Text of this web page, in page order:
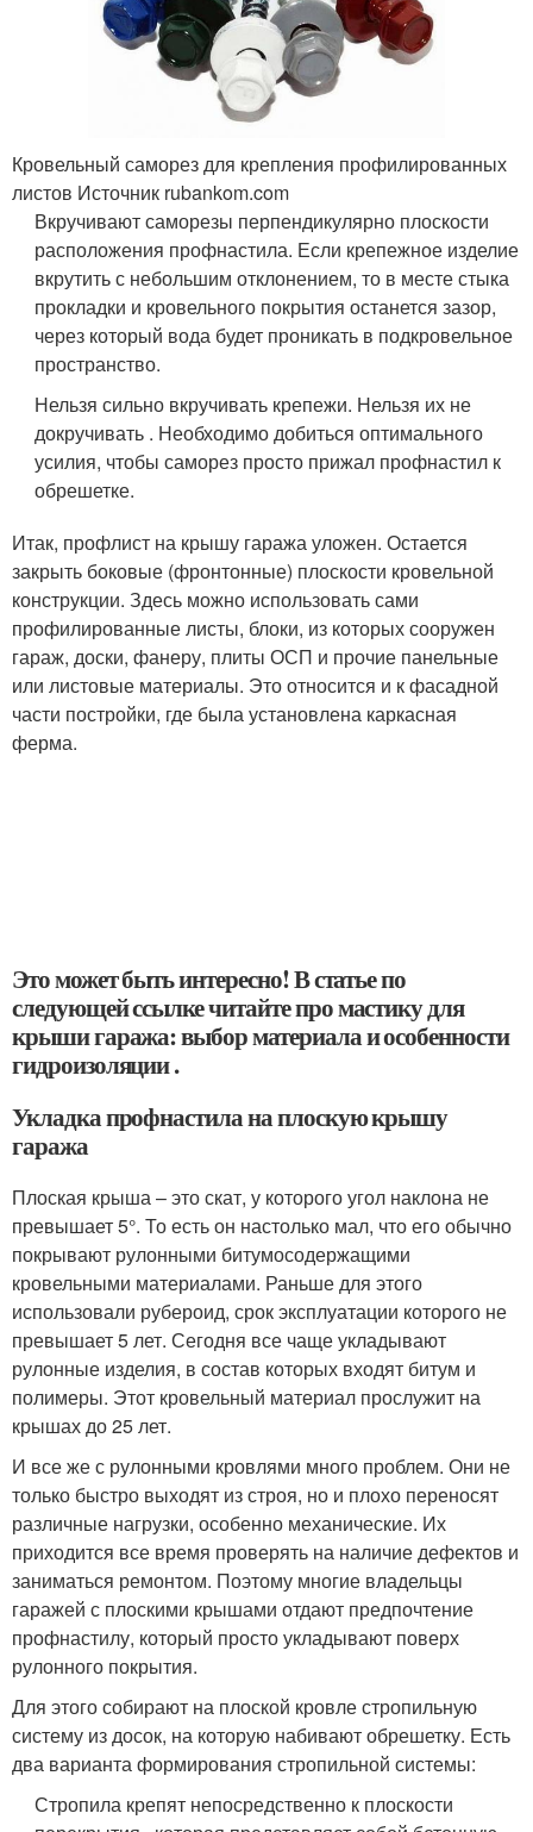
Кровельный саморез для крепления профилированных
листов Источник rubankom.com
Вкручивают саморезы перпендикулярно плоскости
расположения профнастила. Если крепежное изделие
вкрутить с небольшим отклонением, то в месте стыка
прокладки и кровельного покрытия останется зазор,
через который вода будет проникать в подкровельное
пространство.
Нельзя сильно вкручивать крепежи. Нельзя их не
докручивать . Необходимо добиться оптимального
усилия, чтобы саморез просто прижал профнастил к
обрешетке.
Итак, профлист на крышу гаража уложен. Остается
закрыть боковые (фронтонные) плоскости кровельной
конструкции. Здесь можно использовать сами
профилированные листы, блоки, из которых сооружен
гараж, доски, фанеру, плиты ОСП и прочие панельные
или листовые материалы. Это относится и к фасадной
части постройки, где была установлена каркасная
ферма.
Это может быть интересно! В статье по
следующей ссылке читайте про мастику для
крыши гаража: выбор материала и особенности
гидроизоляции .
Укладка профнастила на плоскую крышу
гаража
Плоская крыша – это скат, у которого угол наклона не
превышает 5°. То есть он настолько мал, что его обычно
покрывают рулонными битумосодержащими
кровельными материалами. Раньше для этого
использовали рубероид, срок эксплуатации которого не
превышает 5 лет. Сегодня все чаще укладывают
рулонные изделия, в состав которых входят битум и
полимеры. Этот кровельный материал прослужит на
крышах до 25 лет.
И все же с рулонными кровлями много проблем. Они не
только быстро выходят из строя, но и плохо переносят
различные нагрузки, особенно механические. Их
приходится все время проверять на наличие дефектов и
заниматься ремонтом. Поэтому многие владельцы
гаражей с плоскими крышами отдают предпочтение
профнастилу, который просто укладывают поверх
рулонного покрытия.
Для этого собирают на плоской кровле стропильную
систему из досок, на которую набивают обрешетку. Есть
два варианта формирования стропильной системы:
Стропила крепят непосредственно к плоскости